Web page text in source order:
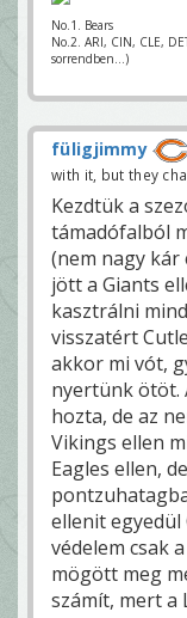
No.1. Bears
No.2. ARI, CIN, CLE,
sorrendben...)
füligjimmy
with it, but they
Kezdtük a
támadófalból
(nem nagy kár
jött a Giants
kasztrálni
visszatért
akkor mi vót,
nyertünk ötöt.
hozta, de az
Vikings ellen
Eagles ellen,
ellenit
védelem csak
mögött meg
számít, mert a